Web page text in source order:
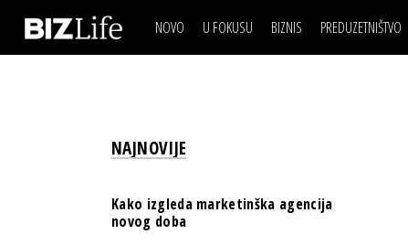
NOVO U FOKUSU BIZNIS
BREND I
BANKE
PREDUZETNIŠTVO
IZJAVA DANABIZNIS SCENA
BREND I
OSIGURANJE
NAJNOVIJE
Kako izgleda marketinška agencija
novog doba